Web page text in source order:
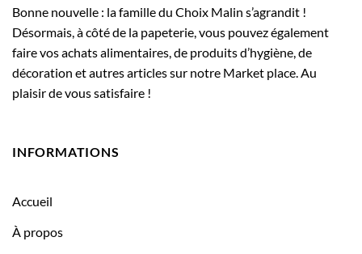
Bonne nouvelle : la famille du Choix Malin s’agrandit !
Désormais, à côté de la papeterie, vous pouvez également
faire vos achats alimentaires, de produits d’hygiène, de
décoration et autres articles sur notre Market place. Au
plaisir de vous satisfaire !
INFORMATIONS
Accueil
À propos